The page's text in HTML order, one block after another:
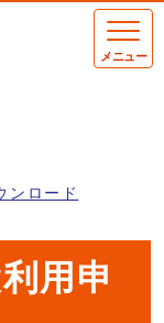
メニュー
ンロード
用申